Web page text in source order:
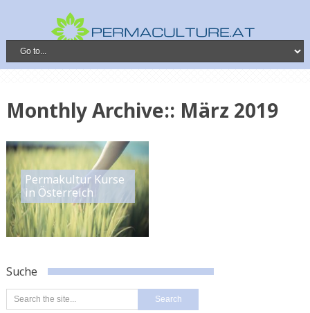
Monthly Archive:: März 2019
Permakultur Kurse
in Österreich
Suche